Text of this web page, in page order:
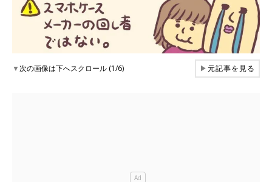
▼次の画像は下へスクロール (1/6) ▶元記事を見る